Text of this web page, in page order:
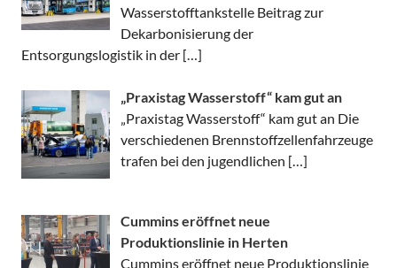
Wasserstofftankstelle Beitrag zur
Dekarbonisierung der
Entsorgungslogistik in der […]
„Praxistag Wasserstoff“ kam gut an
„Praxistag Wasserstoff“ kam gut an Die
verschiedenen Brennstoffzellenfahrzeuge
trafen bei den jugendlichen […]
Cummins eröffnet neue
Produktionslinie in Herten
Cummins eröffnet neue Produktionslinie